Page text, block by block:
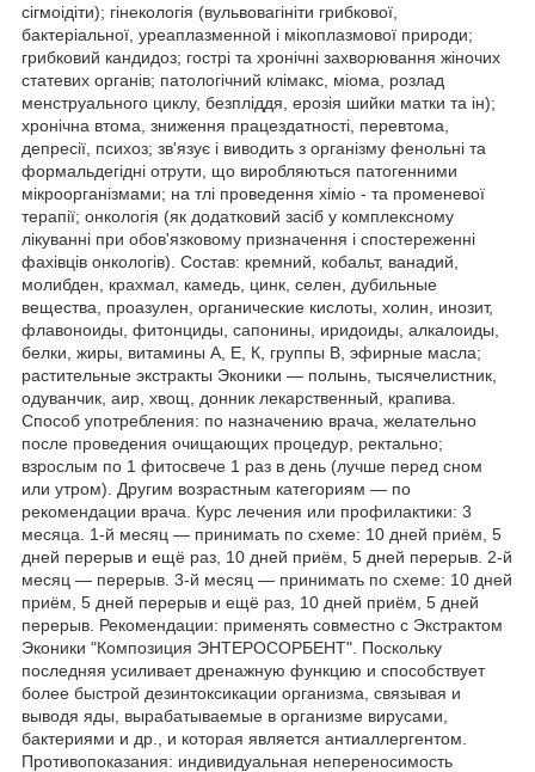
сігмоідіти); гінекологія (вульвовагініти грибкової,
бактеріальної, уреаплазменной і мікоплазмової природи;
грибковий кандидоз; гострі та хронічні захворювання жіночих
статевих органів; патологічний клімакс, міома, розлад
менструального циклу, безпліддя, ерозія шийки матки та ін);
хронічна втома, зниження працездатності, перевтома,
депресії, психоз; зв'язує і виводить з організму фенольні та
формальдегідні отрути, що виробляються патогенними
мікроорганізмами; на тлі проведення хіміо - та променевої
терапії; онкологія (як додатковий засіб у комплексному
лікуванні при обов'язковому призначення і спостереженні
фахівців онкологів). Состав: кремний, кобальт, ванадий,
молибден, крахмал, камедь, цинк, селен, дубильные
вещества, проазулен, органические кислоты, холин, инозит,
флавоноиды, фитонциды, сапонины, иридоиды, алкалоиды,
белки, жиры, витамины А, Е, К, группы В, эфирные масла;
растительные экстракты Эконики — полынь, тысячелистник,
одуванчик, аир, хвощ, донник лекарственный, крапива.
Способ употребления: по назначению врача, желательно
после проведения очищающих процедур, ректально;
взрослым по 1 фитосвече 1 раз в день (лучше перед сном
или утром). Другим возрастным категориям — по
рекомендации врача. Курс лечения или профилактики: 3
месяца. 1-й месяц — принимать по схеме: 10 дней приём, 5
дней перерыв и ещё раз, 10 дней приём, 5 дней перерыв. 2-й
месяц — перерыв. 3-й месяц — принимать по схеме: 10 дней
приём, 5 дней перерыв и ещё раз, 10 дней приём, 5 дней
перерыв. Рекомендации: применять совместно с Экстрактом
Эконики "Композиция ЭНТЕРОСОРБЕНТ". Поскольку
последняя усиливает дренажную функцию и способствует
более быстрой дезинтоксикации организма, связывая и
выводя яды, вырабатываемые в организме вирусами,
бактериями и др., и которая является антиаллергентом.
Противопоказания: индивидуальная непереносимость